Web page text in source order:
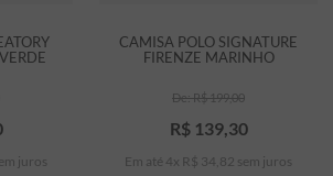
juros
CAMISA POLO SIGNATURE
FIRENZE MARINHO
R$199,00
R$ 139,30
Em até 4 x R$ 34 82 sem juros